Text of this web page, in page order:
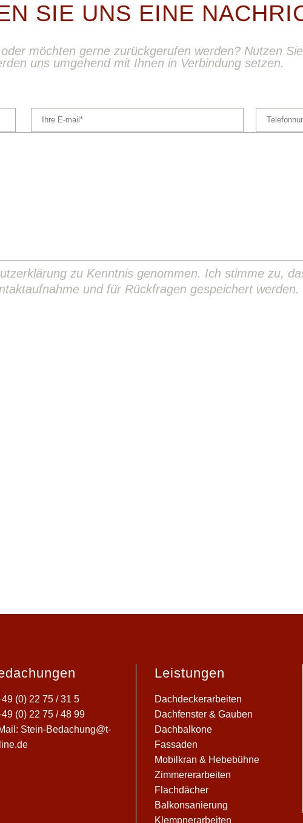
SIE UNS EINE
möchten gerne zurückgerufen werden? Nutzen
uns umgehend mit Ihnen in Verbindung setzen.
zu Kenntnis genommen. Ich stimme zu,
und für Rückfragen gespeichert werden.
49 (0) 22 75 / 31 5
49 (0) 22 75 / 48 99
Stein-Bedachung@t-
Leistungen
Dachdeckerarbeiten
Dachfenster & Gauben
Dachbalkone
Fassaden
Mobilkran & Hebebühne
Zimmererarbeiten
Flachdächer
Balkonsanierung
Klempnerarbeiten